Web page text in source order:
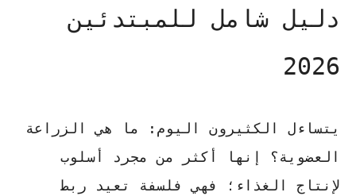
دليل شامل للمبتدئين
2026
يتساءل الكثيرون اليوم: ما هي الزراعة
العضوية؟ إنها أكثر من مجرد أسلوب
لإنتاج الغذاء؛ فهي فلسفة تعيد ربط